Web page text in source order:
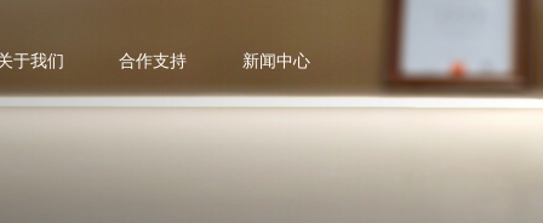
于我们 合作支持 新闻中心